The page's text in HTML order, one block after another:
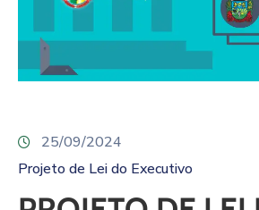
25/09/2024
Projeto de Lei do Executivo